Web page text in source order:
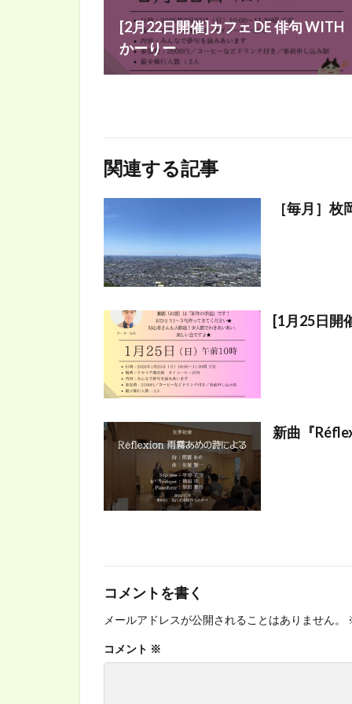
[2月22日開催]カフェ DE 俳句 WITH
かーりー
関連する記事
［毎月］
[1月25日開
新曲『
コメントを書く
メールアドレスが公開されることはありません。
コメント ※